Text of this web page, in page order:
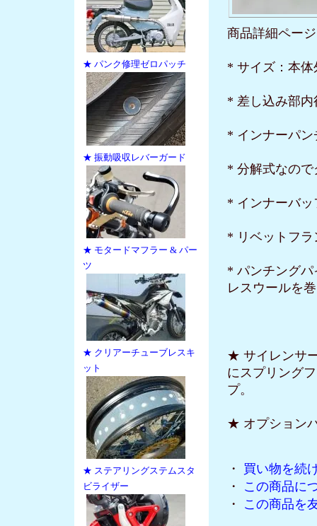
★ パンク修理ゼロパッチ
★ 振動吸収レバーガード
★ モタードマフラー & パー
ツ
★ クリアーチューブレスキ
ット
★ ステアリングステムスタ
ビライザー
商品詳細ペー
* サイズ：本体
* 差し込み部内
* インナーパン
* 分解式なの
* インナーバ
* リベットフ
* パンチング
レスウールを
★ サイレンサ
にスプリング
プ。
★ オプション
・ 買い物を続
・ この商品に
・ この商品を